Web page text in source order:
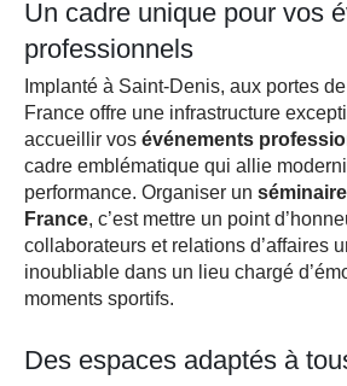
Un cadre unique pour vos
professionnels
Implanté à Saint-Denis, aux portes
France offre une infrastructure
accueillir vos événements
cadre emblématique qui allie
performance. Organiser un
France, c’est mettre un point
collaborateurs et relations d’affaires
inoubliable dans un lieu chargé
moments sportifs.
Des espaces adaptés à